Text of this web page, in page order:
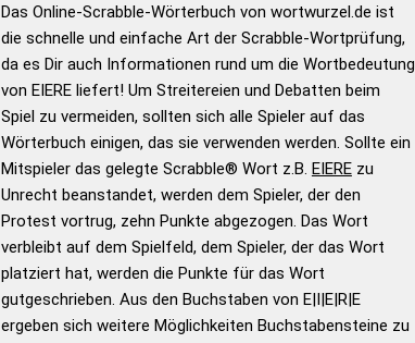
Wortwurzel liefert mit Hilfe eines semantischen
Wortanalyse-Algorithmus gute Anhaltspunkte zu
Wortbedeutung, Worttrennung und Wortform, um die
Gültigkeit eines Wortes für das Scrabble-Spiel zu
bestimmen! zugelassene Turnier Scrabble-
Wörterbücher sind:
Duden – Standardwerk in 12
Bänden
Duden – Richtiges und gutes
Deutsch
Duden – Die deutsche Grammatik
Das Online-Scrabble-Wörterbuch von wortwurzel.de ist
die schnelle und einfache Art der Scrabble-Wortprüfung,
da es Dir auch Informationen rund um die Wortbedeutung
von EIERE liefert! Um Streitereien und Debatten beim
Spiel zu vermeiden, sollten sich alle Spieler auf das
Wörterbuch einigen, das sie verwenden werden. Sollte ein
Mitspieler das gelegte Scrabble® Wort z.B. EIEREzu
Unrecht beanstandet, werden dem Spieler, der den
Protest vortrug, zehn Punkte abgezogen. Das Wort
verbleibt auf dem Spielfeld, dem Spieler, der das Wort
platziert hat, werden die Punkte für das Wort
gutgeschrieben. Aus den Buchstaben von E|I|E|R|E
ergeben sich weitere Möglichkeiten Buchstabensteine zu